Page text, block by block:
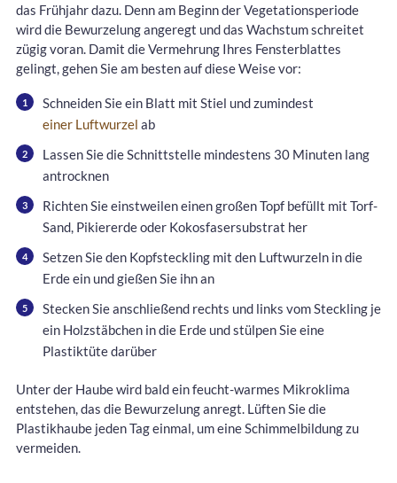
das Frühjahr dazu. Denn am Beginn der Vegetationsperiode
wird die Bewurzelung angeregt und das Wachstum schreitet
zügig voran. Damit die Vermehrung Ihres Fensterblattes
gelingt, gehen Sie am besten auf diese Weise vor:
Schneiden Sie ein Blatt mit Stiel und zumindest
einer Luftwurzel ab
Lassen Sie die Schnittstelle mindestens 30 Minuten lang
antrocknen
Richten Sie einstweilen einen großen Topf befüllt mit Torf-
Sand, Pikiererde oder Kokosfasersubstrat her
Setzen Sie den Kopfsteckling mit den Luftwurzeln in die
Erde ein und gießen Sie ihn an
Stecken Sie anschließend rechts und links vom Steckling je
ein Holzstäbchen in die Erde und stülpen Sie eine
Plastiktüte darüber
Unter der Haube wird bald ein feucht-warmes Mikroklima
entstehen, das die Bewurzelung anregt. Lüften Sie die
Plastikhaube jeden Tag einmal, um eine Schimmelbildung zu
vermeiden.